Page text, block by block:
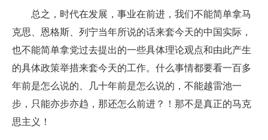
总之，时代在发展，事业在前进，我们不能简单拿马
克思、恩格斯、列宁当年所说的话来套今天的中国实际，
也不能简单拿党过去提出的一些具体理论观点和由此产生
的具体政策举措来套今天的工作。什么事情都要看一百多
年前是怎么说的、几十年前是怎么说的，不能越雷池一
步，只能亦步亦趋，那还怎么前进？！那不是真正的马克
思主义！